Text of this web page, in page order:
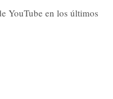
YouTube en los últimos